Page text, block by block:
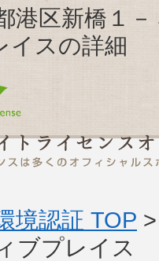
港区新橋１
イスの詳細
境認証 TOP
ブプレイス